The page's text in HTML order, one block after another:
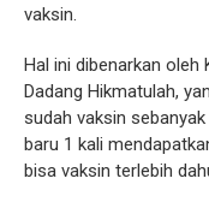
vaksin.
Hal ini dibenarkan oleh
Dadang Hikmatulah,
sudah vaksin
baru 1 kali
bisa vaksin terlebih